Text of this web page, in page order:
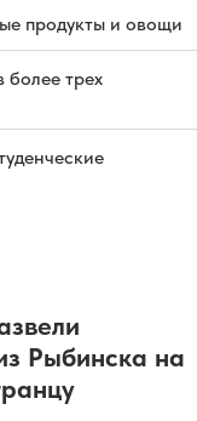
продукты и овощи
более трех
Рыбинска на